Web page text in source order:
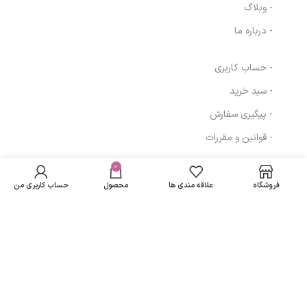
- وبلاگ
- درباره ما
- حساب کاربری
- سبد خرید
- پیگیری سفارش
- قوانین و مقررات
مسیرهای ارتباطی
رطوبت ساز مدل
(موش_گربه) رندم
تومان
231,000 تومان
باشد فروشگاه علاقه مندی ها
0
محصول حساب کاربری من